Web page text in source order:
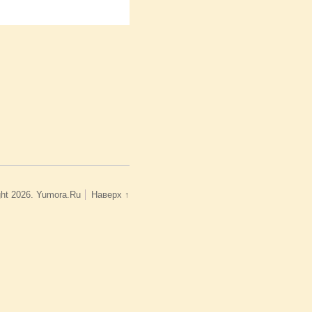
2026. Yumora.Ru Наверх ↑